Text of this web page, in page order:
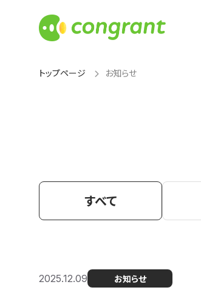
トップページ お知らせ
すべて
2025.12.09 お知らせ